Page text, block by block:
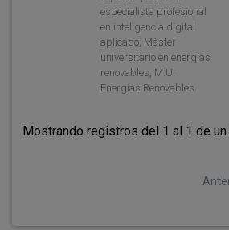
especialista profesional
en inteligencia digital
aplicado, Máster
universitario en energías
renovables, M.U.
Energías Renovables
Mostrando registros del 1 al 1 de